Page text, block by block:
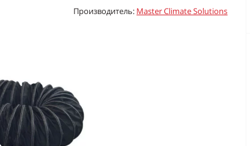
Производитель: Master Climate Solutions